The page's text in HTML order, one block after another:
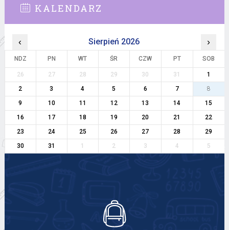
KALENDARZ
‹ Sierpień 2026 ›
NDZ PN WT ŚR CZW PT SOB
26 27 28 29 30 31
1
2
3 4 5 6 7
8
9
10 11 12 13 14
15
16
17 18 19 20 21
22
23
24 25 26 27 28
29
30
31 1 2 3 4 5